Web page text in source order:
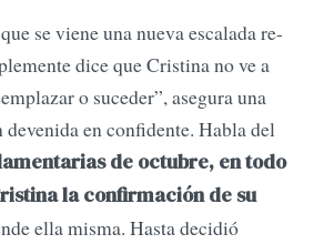
se viene una nueva escalada re-
dice que Cristina no ve a
o suceder”, asegura una
en confidente. Habla del
de octubre, en todo
la confirmación de su
ella misma. Hasta decidió